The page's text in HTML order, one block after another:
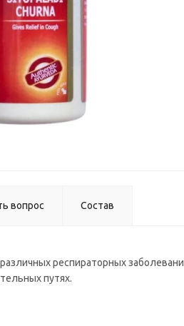
вопрос Состав
респираторных
путях.